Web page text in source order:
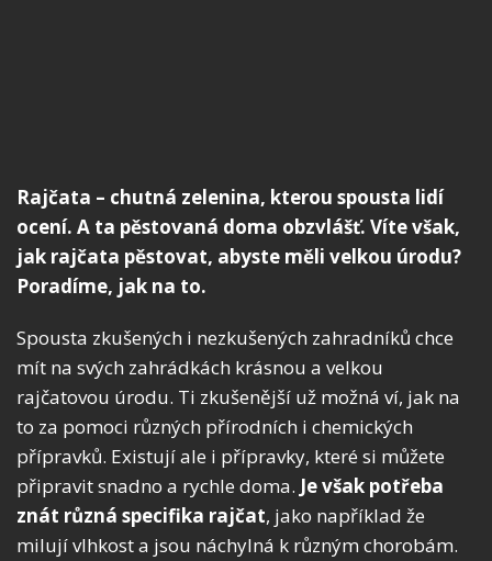
Rajčata – chutná zelenina, kterou spousta lidí
ocení. A ta pěstovaná doma obzvlášť. Víte však,
jak rajčata pěstovat, abyste měli velkou úrodu?
Poradíme, jak na to.
Spousta zkušených i nezkušených zahradníků chce
mít na svých zahrádkách krásnou a velkou
rajčatovou úrodu. Ti zkušenější už možná ví, jak na
to za pomoci různých přírodních i chemických
přípravků. Existují ale i přípravky, které si můžete
připravit snadno a rychle doma. Je však potřeba
znát různá specifika rajčat, jako například že
milují vlhkost a jsou náchylná k různým chorobám.